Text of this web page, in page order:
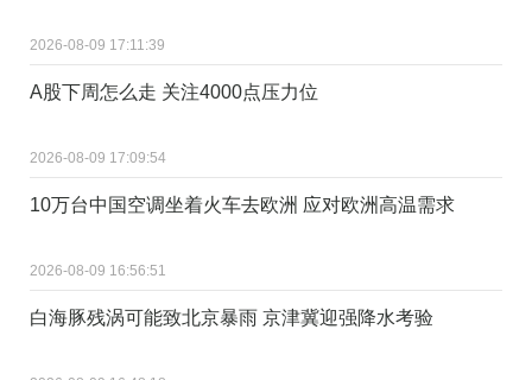
2026-08-09 17:11:39
A股下周怎么走 关注4000点压力位
2026-08-09 17:09:54
10万台中国空调坐着火车去欧洲 应对欧洲高温需求
2026-08-09 16:56:51
白海豚残涡可能致北京暴雨 京津冀迎强降水考验